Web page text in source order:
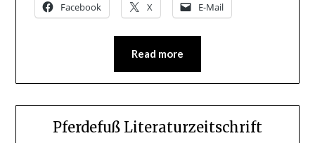
Facebook X E-Mail
Read more
Pferdefuß Literaturzeitschrift